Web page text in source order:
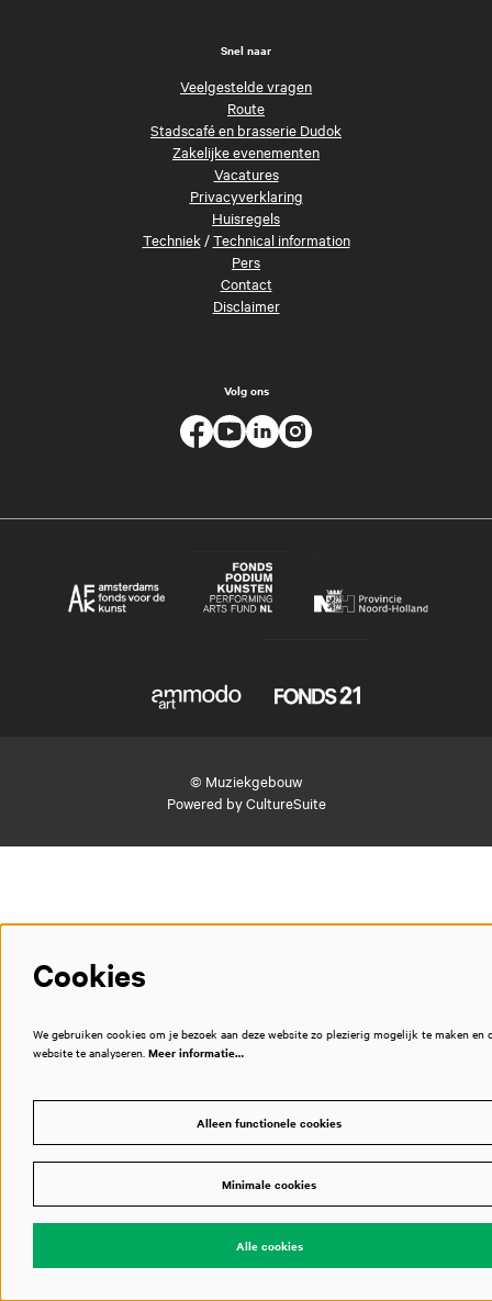
Snel naar
Veelgestelde vragen
Route
Stadscafé en brasserie Dudok
Zakelijke evenementen
Vacatures
Privacyverklaring
Huisregels
Techniek/Technical information
Pers
Contact
Disclaimer
Volg ons
© Muziekgebouw
Powered byCultureSuite
Cookies
We gebruiken cookies om je bezoek aan deze website zo plezierig mogelijk te maken en
website te analyseren. Meer informatie…
Alleen functionele cookies
Minimale cookies
Alle cookies